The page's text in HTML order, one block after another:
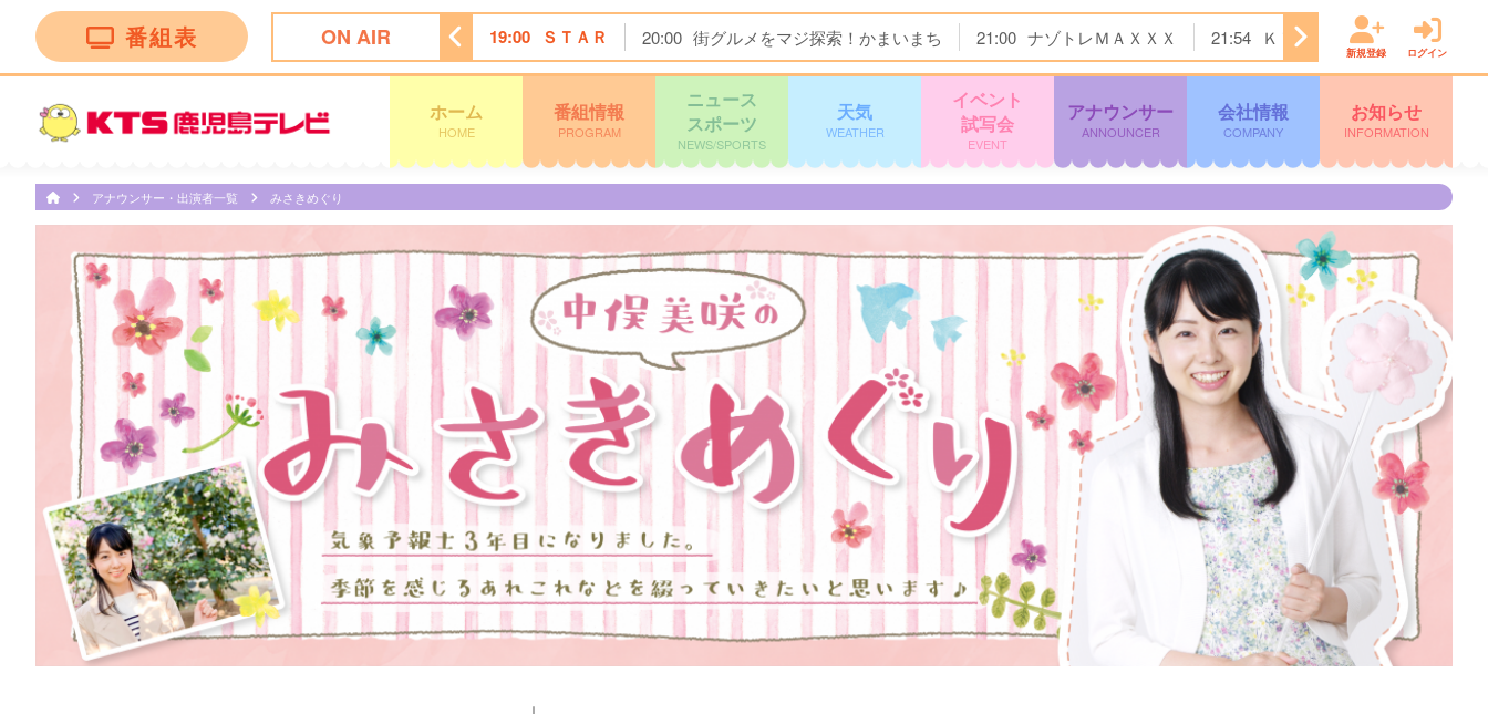
番組表 ON AIR
ｅｗｓ イット！第１部 18:09 ＫＴＳライブニュース 19:00 ＳＴＡＲ 20:00 街グルメをマジ探索！かまいまち 21:00 ナゾトレＭＡＸＸＸ 21:54 ＫＴＳニュース 22:00
新規登録 ログイン
ホーム
HOME
番組情報
PROGRAM
ニュース
スポーツ
NEWS/SPORTS
天気
WEATHER
イベント
試写会
EVENT
アナウンサー
ANNOUNCER
会社情報
COMPANY
お知らせ
INFORMATION
アナウンサー・出演者一覧 みさきめぐり